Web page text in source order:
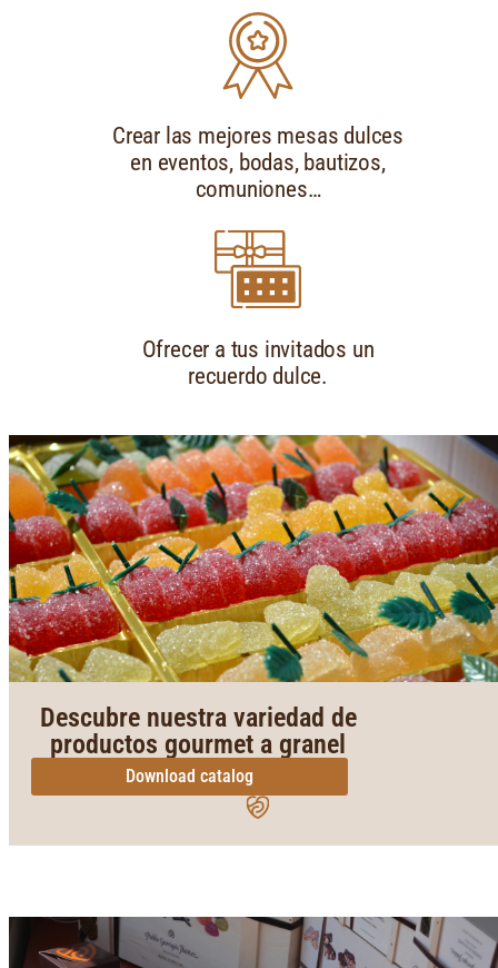
Crear las mejores mesas dulces
en eventos, bodas, bautizos,
comuniones…
Ofrecer a tus invitados un
recuerdo dulce.
Descubre nuestra variedad de
productos gourmet a granel
Download catalog